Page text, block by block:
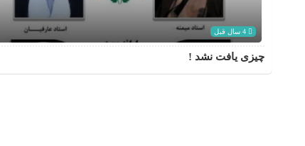
4 سال قبل
چیزی یافت نشد !